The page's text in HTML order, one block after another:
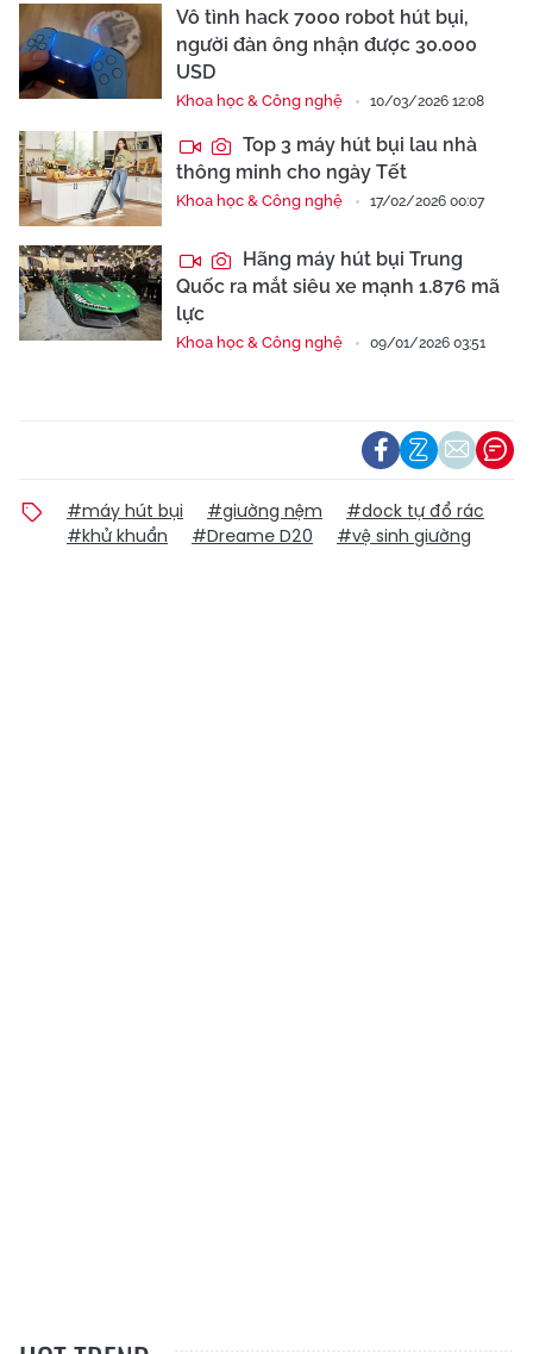
Vô tình hack 7000 robot hút bụi,
người đàn ông nhận được 30.000
USD
Khoa học & Công nghệ 10/03/2026 12:08
Top 3 máy hút bụi lau nhà
thông minh cho ngày Tết
Khoa học & Công nghệ 17/02/2026 00:07
Hãng máy hút bụi Trung
Quốc ra mắt siêu xe mạnh 1.876 mã
lực
Khoa học & Công nghệ 09/01/2026 03:51
#máy hút bụi #giường nệm
#dock tự đổ rác
#khử khuẩn
#Dreame D20 #vệ sinh giường